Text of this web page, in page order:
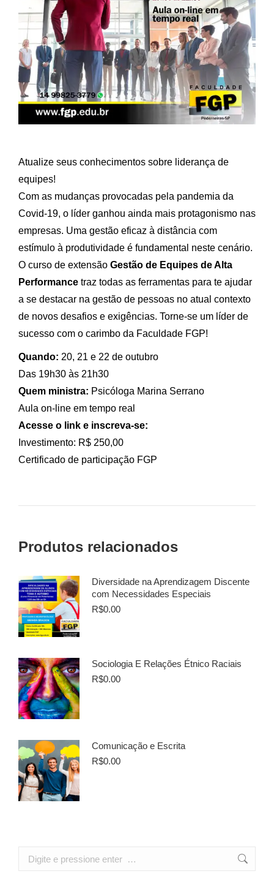
Atualize seus conhecimentos sobre liderança de
equipes!
Com as mudanças provocadas pela pandemia da
Covid-19, o líder ganhou ainda mais protagonismo nas
empresas. Uma gestão eficaz à distância com
estímulo à produtividade é fundamental neste cenário.
O curso de extensão Gestão de Equipes de Alta
Performance traz todas as ferramentas para te ajudar
a se destacar na gestão de pessoas no atual contexto
de novos desafios e exigências. Torne-se um líder de
sucesso com o carimbo da Faculdade FGP!
Quando: 20, 21 e 22 de outubro
Das 19h30 às 21h30
Quem ministra: Psicóloga Marina Serrano
Aula on-line em tempo real
Acesse o link e inscreva-se:
Investimento: R$ 250,00
Certificado de participação FGP
Produtos relacionados
Diversidade na Aprendizagem Discente
com Necessidades Especiais
R$0.00
Sociologia E Relações Étnico Raciais
R$0.00
Comunicação e Escrita
R$0.00
Search: